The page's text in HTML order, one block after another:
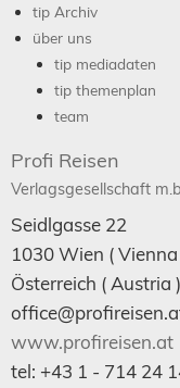
tip Archiv
über uns
tip mediadaten
tip themenplan
team
Profi Reisen
Verlagsgesellschaft
Seidlgasse 22
1030Wien ( Vienna
Österreich ( Austria )
www.profireisen.at
tel: +43 1 - 714 24